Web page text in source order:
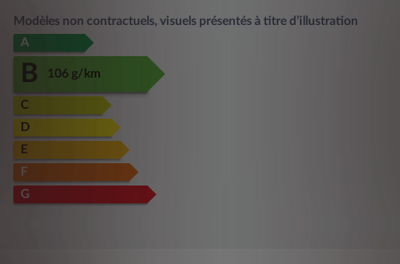
Modèles non contractuels, visuels présentés à titre d’illustration
A
B 106 g/km
C
D
E
F
G